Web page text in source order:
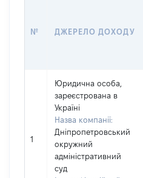
№ ДЖЕРЕЛО ДОХОДУ
1
Юридична особа,
зареєстрована в
Україні
Назва компанії:
Дніпропетровський
окружний
адміністративний
суд